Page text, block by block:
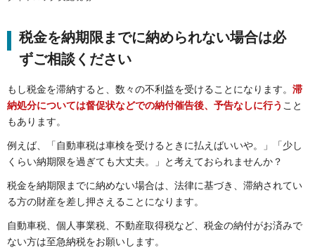
税金を納期限までに納められない場合は必
ずご相談ください
もし税金を滞納すると、数々の不利益を受けることになります。 滞
納処分については督促状などでの納付催告後、予告なしに行う こと
もあります。
例えば、「自動車税は車検を受けるときに払えばいいや。」「少し
くらい納期限を過ぎても大丈夫。」と考えておられませんか？
税金を納期限までに納めない場合は、法律に基づき、滞納されてい
る方の財産を差し押さえることになります。
自動車税、個人事業税、不動産取得税など、税金の納付がお済みで
ない方は至急納税をお願いします。